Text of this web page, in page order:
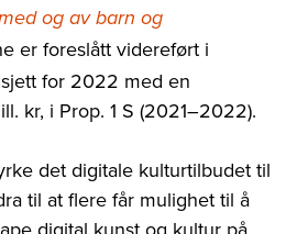
og av barn og
er foreslått videreført i
for 2022 med en
kr, i Prop. 1 S (2021–2022).
det digitale kulturtilbudet til
til at flere får mulighet til å